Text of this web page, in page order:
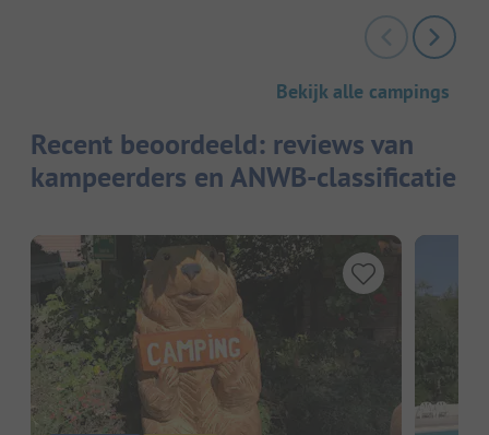
Bekijk alle campings
Recent beoordeeld: reviews van
kampeerders en ANWB-classificatie